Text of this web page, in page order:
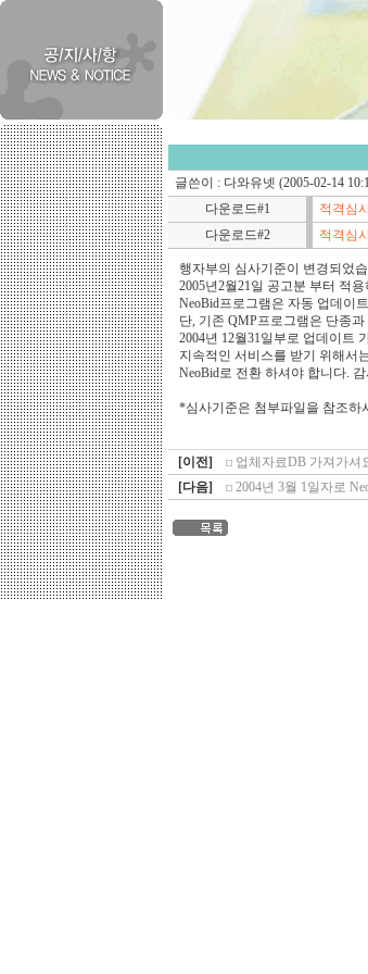
글쓴이 : 다와유넷 (2005-02-14
다운로드#1
적격심
다운로드#2 적격심
행자부의 심사기준이 변경되었
2005년2월21일 공고분 부터 적용
NeoBid프로그램은 자동 업데이
단, 기존 QMP프로그램은 단종과
2004년 12월31일부로 업데이트
지속적인 서비스를 받기 위해서
NeoBid로 전환 하셔야 합니다.
*심사기준은 첨부파일을 참조하
[이전] 업체자료DB 가져가셔
[다음]
2004년 3월 1일자로